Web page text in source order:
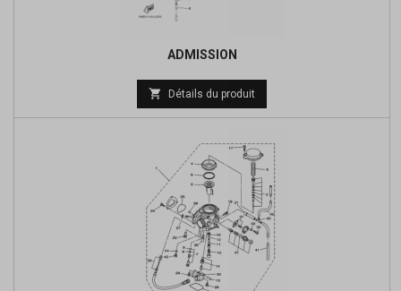
ADMISSION
Prix
de
 Détails du produit